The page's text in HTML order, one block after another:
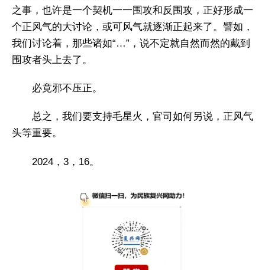
之事，也许是一个契机一一围攻和反围攻，正好形成一
个正风气的大讨论，或可风气就逐渐正起来了。譬如，
我们讨论着，那些诸如“…”，说不定就自然而然的戴到
围攻者头上去了。
必竟邪不压正。
总之，我们要支持毛星火，官司如何另说，正风气
头等重要。
2024，3，16。